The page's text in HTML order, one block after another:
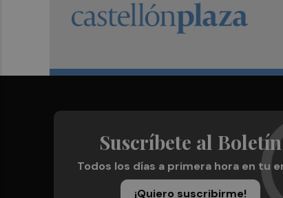
Suscríbete al Boletín
Todos los días a primera hora en tu
¡Quiero suscribirme!